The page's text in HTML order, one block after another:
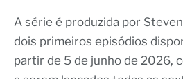
A série é produzida por
dois primeiros episódios
partir de 5 de junho de 2026,